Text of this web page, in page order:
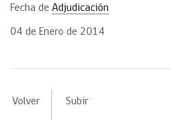
Fecha de Adjudicación
04 de Enero de 2014
Volver Subir